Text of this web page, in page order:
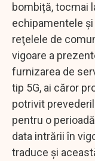
bombiță, tocmai
echipamentele
reţelele de
vigoare a
furnizarea de
tip 5G, ai căror
potrivit
pentru o
data intrării în
traduce și